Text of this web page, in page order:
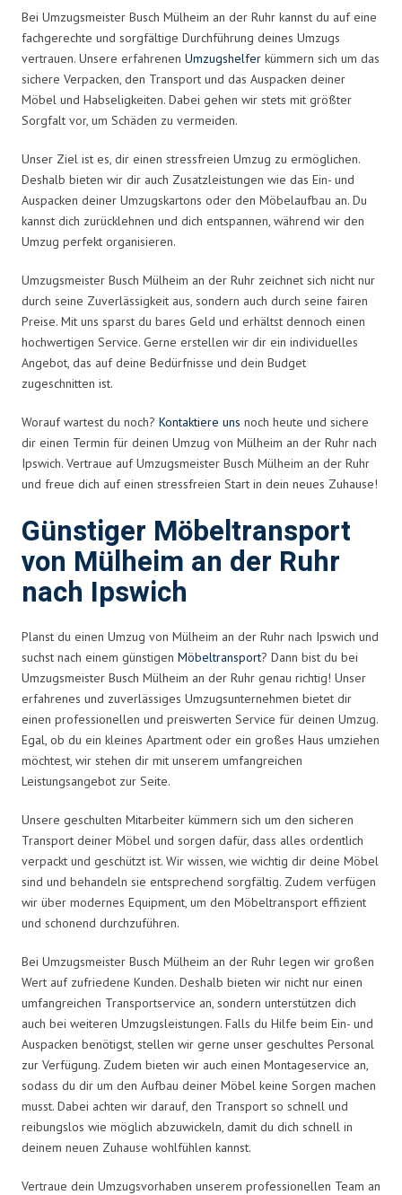
Bei Umzugsmeister Busch Mülheim an der Ruhr kannst du auf eine
fachgerechte und sorgfältige Durchführung deines Umzugs
vertrauen. Unsere erfahrenen Umzugshelfer kümmern sich um das
sichere Verpacken, den Transport und das Auspacken deiner
Möbel und Habseligkeiten. Dabei gehen wir stets mit größter
Sorgfalt vor, um Schäden zu vermeiden.
Unser Ziel ist es, dir einen stressfreien Umzug zu ermöglichen.
Deshalb bieten wir dir auch Zusatzleistungen wie das Ein- und
Auspacken deiner Umzugskartons oder den Möbelaufbau an. Du
kannst dich zurücklehnen und dich entspannen, während wir den
Umzug perfekt organisieren.
Umzugsmeister Busch Mülheim an der Ruhr zeichnet sich nicht nur
durch seine Zuverlässigkeit aus, sondern auch durch seine fairen
Preise. Mit uns sparst du bares Geld und erhältst dennoch einen
hochwertigen Service. Gerne erstellen wir dir ein individuelles
Angebot, das auf deine Bedürfnisse und dein Budget
zugeschnitten ist.
Worauf wartest du noch? Kontaktiere uns noch heute und sichere
dir einen Termin für deinen Umzug von Mülheim an der Ruhr nach
Ipswich. Vertraue auf Umzugsmeister Busch Mülheim an der Ruhr
und freue dich auf einen stressfreien Start in dein neues Zuhause!
Günstiger Möbeltransport
von Mülheim an der Ruhr
nach Ipswich
Planst du einen Umzug von Mülheim an der Ruhr nach Ipswich und
suchst nach einem günstigen Möbeltransport? Dann bist du bei
Umzugsmeister Busch Mülheim an der Ruhr genau richtig! Unser
erfahrenes und zuverlässiges Umzugsunternehmen bietet dir
einen professionellen und preiswerten Service für deinen Umzug.
Egal, ob du ein kleines Apartment oder ein großes Haus umziehen
möchtest, wir stehen dir mit unserem umfangreichen
Leistungsangebot zur Seite.
Unsere geschulten Mitarbeiter kümmern sich um den sicheren
Transport deiner Möbel und sorgen dafür, dass alles ordentlich
verpackt und geschützt ist. Wir wissen, wie wichtig dir deine Möbel
sind und behandeln sie entsprechend sorgfältig. Zudem verfügen
wir über modernes Equipment, um den Möbeltransport effizient
und schonend durchzuführen.
Bei Umzugsmeister Busch Mülheim an der Ruhr legen wir großen
Wert auf zufriedene Kunden. Deshalb bieten wir nicht nur einen
umfangreichen Transportservice an, sondern unterstützen dich
auch bei weiteren Umzugsleistungen. Falls du Hilfe beim Ein- und
Auspacken benötigst, stellen wir gerne unser geschultes Personal
zur Verfügung. Zudem bieten wir auch einen Montageservice an,
sodass du dir um den Aufbau deiner Möbel keine Sorgen machen
musst. Dabei achten wir darauf, den Transport so schnell und
reibungslos wie möglich abzuwickeln, damit du dich schnell in
deinem neuen Zuhause wohlfühlen kannst.
Vertraue dein Umzugsvorhaben unserem professionellen Team an